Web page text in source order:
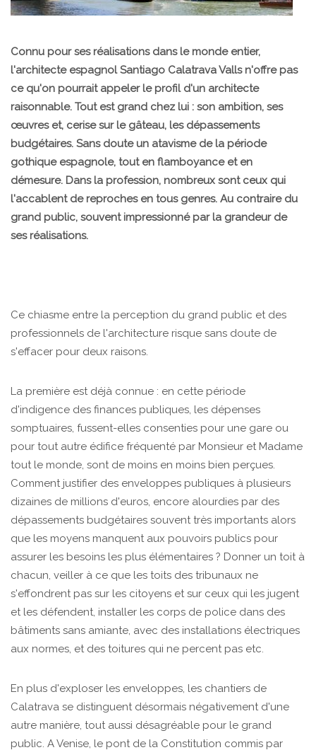
Connu pour ses réalisations dans le monde entier,
l'architecte espagnol Santiago Calatrava Valls n'offre pas
ce qu'on pourrait appeler le profil d'un architecte
raisonnable. Tout est grand chez lui : son ambition, ses
œuvres et, cerise sur le gâteau, les dépassements
budgétaires. Sans doute un atavisme de la période
gothique espagnole, tout en flamboyance et en
démesure. Dans la profession, nombreux sont ceux qui
l'accablent de reproches en tous genres. Au contraire du
grand public, souvent impressionné par la grandeur de
ses réalisations.
Ce chiasme entre la perception du grand public et des
professionnels de l'architecture risque sans doute de
s'effacer pour deux raisons.
La première est déjà connue : en cette période
d'indigence des finances publiques, les dépenses
somptuaires, fussent-elles consenties pour une gare ou
pour tout autre édifice fréquenté par Monsieur et Madame
tout le monde, sont de moins en moins bien perçues.
Comment justifier des enveloppes publiques à plusieurs
dizaines de millions d'euros, encore alourdies par des
dépassements budgétaires souvent très importants alors
que les moyens manquent aux pouvoirs publics pour
assurer les besoins les plus élémentaires ? Donner un toit à
chacun, veiller à ce que les toits des tribunaux ne
s'effondrent pas sur les citoyens et sur ceux qui les jugent
et les défendent, installer les corps de police dans des
bâtiments sans amiante, avec des installations électriques
aux normes, et des toitures qui ne percent pas etc.
En plus d'exploser les enveloppes, les chantiers de
Calatrava se distinguent désormais négativement d'une
autre manière, tout aussi désagréable pour le grand
public. A Venise, le pont de la Constitution commis par